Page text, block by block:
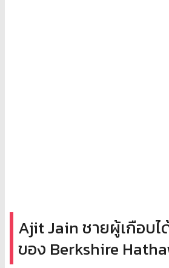
Ajit Jain ชายผู้เกือบไ
ของ Berkshire